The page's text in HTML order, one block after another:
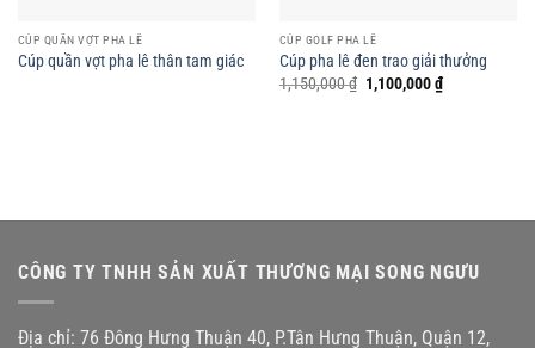
CÚP QUẦN VỢT PHA LÊ
Cúp quần vợt pha lê thân tam giác
CÚP GOLF PHA LÊ
Cúp pha lê đen trao giải thưởng
1,150,000₫ Giá
gốc
1,100,000₫Giá
hiện
CÔNG TY TNHH SẢN XUẤT THƯƠNG MẠI SONG NGƯU
Địa chỉ: 76 Đông Hưng Thuận 40, P.Tân Hưng Thuận, Quận 12,